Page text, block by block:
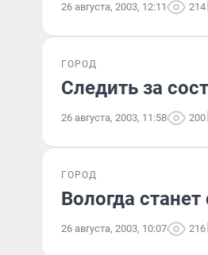
26 августа, 2003, 12:11 214
ГОРОД
Следить за
26 августа, 2003, 11:58 200
ГОРОД
Вологда
26 августа, 2003, 10:07 216